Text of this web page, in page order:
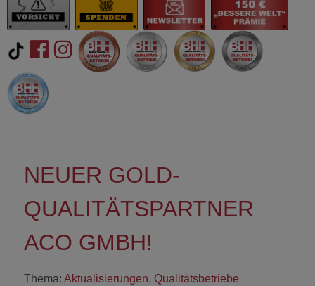
NEUER GOLD-
QUALITÄTSPARTNER
ACO GMBH!
Thema: Aktualisierungen, Qualitätsbetriebe